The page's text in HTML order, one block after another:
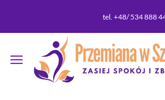
tel. +48/ 534 888